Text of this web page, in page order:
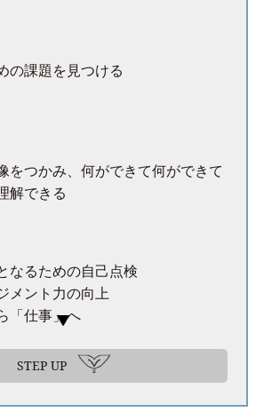
の課題を見つける
をつかみ、何ができて何ができて
解できる
なるための自己点検
メント力の向上
「仕事」へ
STEP UP